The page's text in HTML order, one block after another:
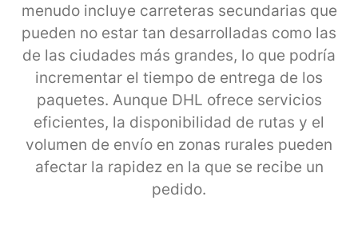
menudo incluye carreteras secundarias que
pueden no estar tan desarrolladas como las
de las ciudades más grandes, lo que podría
incrementar el tiempo de entrega de los
paquetes. Aunque DHL ofrece servicios
eficientes, la disponibilidad de rutas y el
volumen de envío en zonas rurales pueden
afectar la rapidez en la que se recibe un
pedido.